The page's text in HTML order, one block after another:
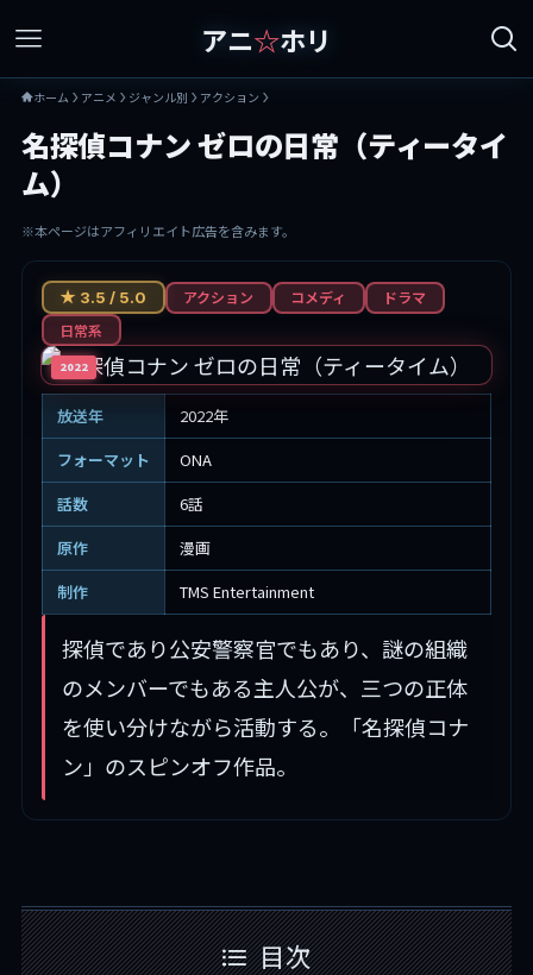
アニ☆ホリ
ホーム アニメ ジャンル別 アクション
名探偵コナン ゼロの日常（ティータイ
ム）
※本ページはアフィリエイト広告を含みます。
2022
★ 3.5 / 5.0 アクション コメディ
ドラマ
日常系
放送年
2022年
フォーマット
ONA
話数
6話
原作
漫画
制作
TMS Entertainment
探偵であり公安警察官でもあり、謎の組織
のメンバーでもある主人公が、三つの正体
を使い分けながら活動する。「名探偵コナ
ン」のスピンオフ作品。
目次